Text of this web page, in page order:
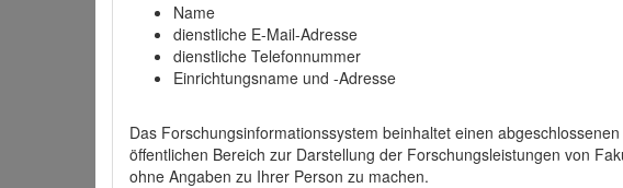
Name
dienstliche E-Mail-Adresse
dienstliche Telefonnummer
Einrichtungsname und -Adresse
Das Forschungsinformationssystem beinhaltet einen
öffentlichen Bereich zur Darstellung der Forschungsleistungen von
ohne Angaben zu Ihrer Person zu machen.